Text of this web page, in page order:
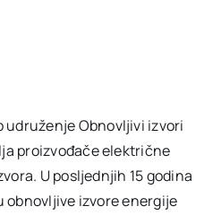
Obnovljivi izvori
proizvođače električne
U posljednjih 15 godina
obnovljive izvore energije